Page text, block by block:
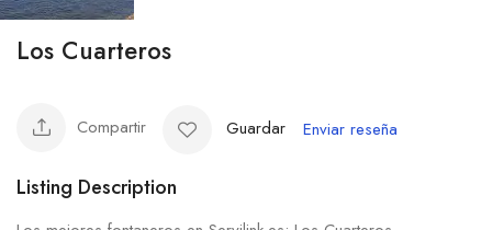
Los Cuarteros
Compartir Guardar Enviar reseña
Listing Description